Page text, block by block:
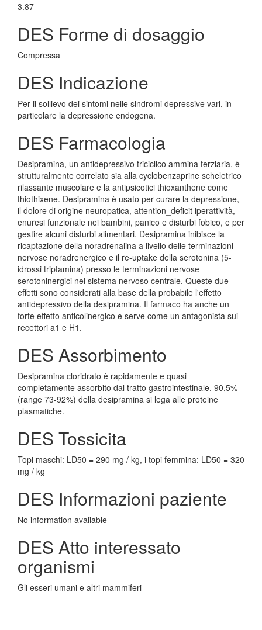
3.87
DES Forme di dosaggio
Compressa
DES Indicazione
Per il sollievo dei sintomi nelle sindromi depressive vari, in
particolare la depressione endogena.
DES Farmacologia
Desipramina, un antidepressivo triciclico ammina terziaria, è
strutturalmente correlato sia alla cyclobenzaprine scheletrico
rilassante muscolare e la antipsicotici thioxanthene come
thiothixene. Desipramina è usato per curare la depressione,
il dolore di origine neuropatica, attention_deficit iperattività,
enuresi funzionale nei bambini, panico e disturbi fobico, e per
gestire alcuni disturbi alimentari. Desipramina inibisce la
ricaptazione della noradrenalina a livello delle terminazioni
nervose noradrenergico e il re-uptake della serotonina (5-
idrossi triptamina) presso le terminazioni nervose
serotoninergici nel sistema nervoso centrale. Queste due
effetti sono considerati alla base della probabile l'effetto
antidepressivo della desipramina. Il farmaco ha anche un
forte effetto anticolinergico e serve come un antagonista sui
recettori a1 e H1.
DES Assorbimento
Desipramina cloridrato è rapidamente e quasi
completamente assorbito dal tratto gastrointestinale. 90,5%
(range 73-92%) della desipramina si lega alle proteine
plasmatiche.
DES Tossicita
Topi maschi: LD50 = 290 mg / kg, i topi femmina: LD50 = 320
mg / kg
DES Informazioni paziente
No information avaliable
DES Atto interessato
organismi
Gli esseri umani e altri mammiferi